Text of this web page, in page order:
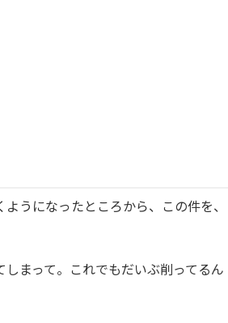
うになったところから、この件を、
まって。これでもだいぶ削ってるん